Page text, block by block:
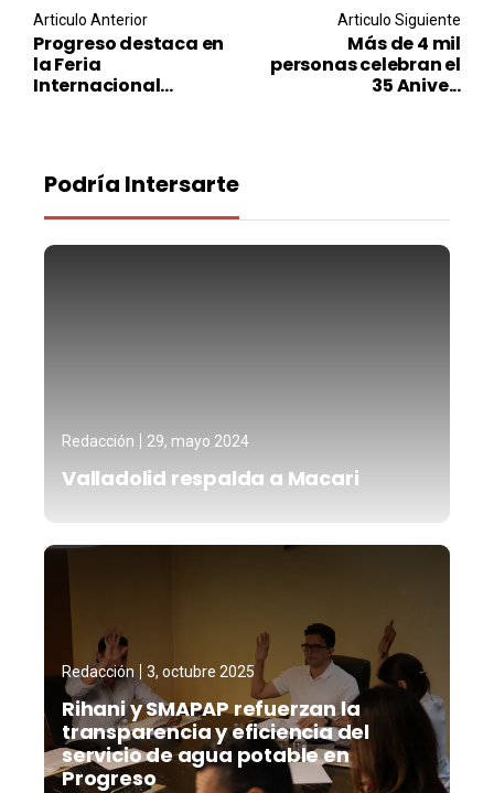
Post navigation
Articulo Anterior
Progreso destaca en
la Feria
Internacional...
Articulo Siguiente
Más de 4 mil
personas celebran el
35 Anive...
Podría Intersarte
Redacción 29, mayo 2024
Valladolid respalda a Macari
Redacción 3, octubre 2025
Rihani y SMAPAP refuerzan la
transparencia y eficiencia del
servicio de agua potable en
Progreso